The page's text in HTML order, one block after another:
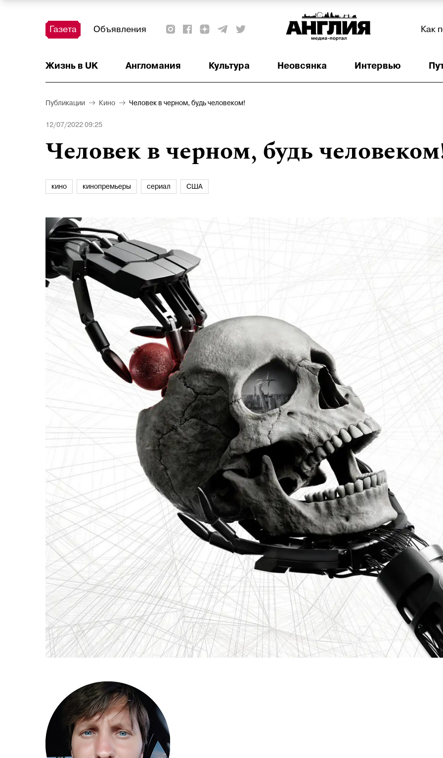
Газета Объявления Как
Жизнь в UK Англомания Культура Неовсянка Интервью
Тест
Красота и здоровье
Ваше право
Актуально
Аналитика
Читать!
Недвижимость
Наши на острове
Наши на старте
Афиша
Детское
Образование
Деньги
Публикации Кино Человек в черном, будь человеком!
12/07/2022 09:25
Человек в черном, будь
кино кинопремьеры сериал США